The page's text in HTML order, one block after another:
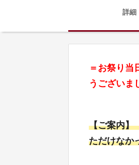
詳細
＝お祭り当
うございま
【ご案内】
ただけなか